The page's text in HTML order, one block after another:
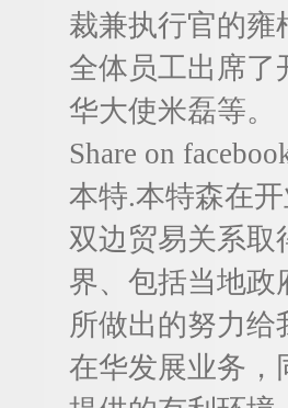
裁兼执行官的雍
全体员工出席了
华大使米磊等。
Share on
本特.本特森在
双边贸易关系取
界、包括当地政
所做出的努力
在华发展业务，